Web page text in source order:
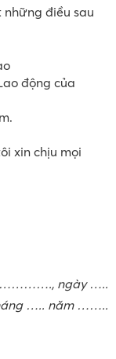
những điều sau
động của
xin chịu mọi
ngày …..
….. năm ……..